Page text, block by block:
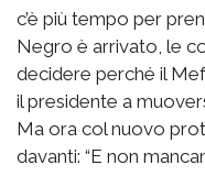
c’è più tempo per
Negro è arrivato, le
decidere perché il
il presidente a
Ma ora col nuovo
davanti: “E non